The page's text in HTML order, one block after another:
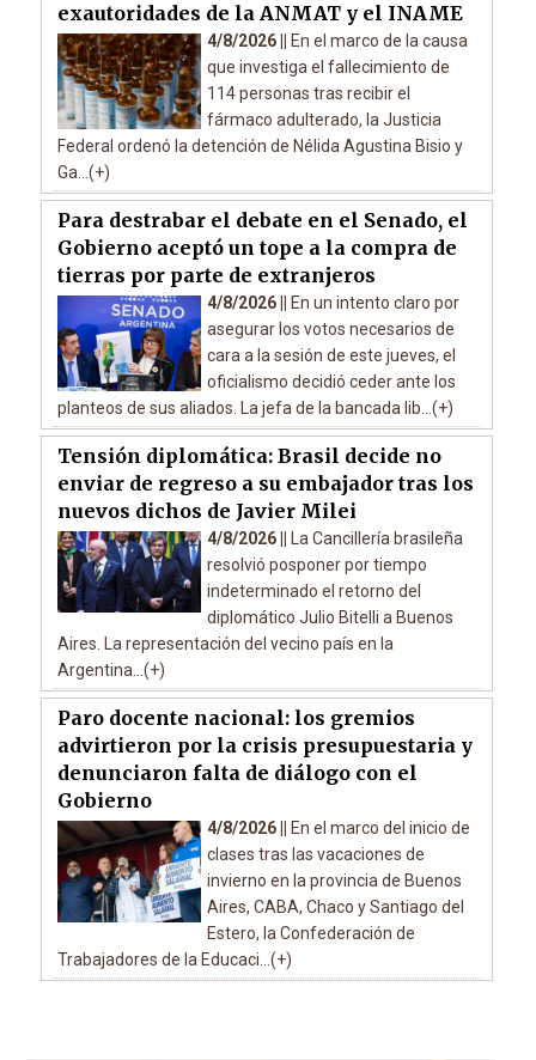
exautoridades de la ANMAT y el INAME
4/8/2026 ||
En el marco de la causa
que investiga el fallecimiento de
114 personas tras recibir el
fármaco adulterado, la Justicia
Federal ordenó la detención de Nélida Agustina Bisio y
Ga...(+)
Para destrabar el debate en el Senado, el
Gobierno aceptó un tope a la compra de
tierras por parte de extranjeros
4/8/2026 ||
En un intento claro por
asegurar los votos necesarios de
cara a la sesión de este jueves, el
oficialismo decidió ceder ante los
planteos de sus aliados. La jefa de la bancada lib...(+)
Tensión diplomática: Brasil decide no
enviar de regreso a su embajador tras los
nuevos dichos de Javier Milei
4/8/2026 ||
La Cancillería brasileña
resolvió posponer por tiempo
indeterminado el retorno del
diplomático Julio Bitelli a Buenos
Aires. La representación del vecino país en la
Argentina...(+)
Paro docente nacional: los gremios
advirtieron por la crisis presupuestaria y
denunciaron falta de diálogo con el
Gobierno
4/8/2026 ||
En el marco del inicio de
clases tras las vacaciones de
invierno en la provincia de Buenos
Aires, CABA, Chaco y Santiago del
Estero, la Confederación de
Trabajadores de la Educaci...(+)